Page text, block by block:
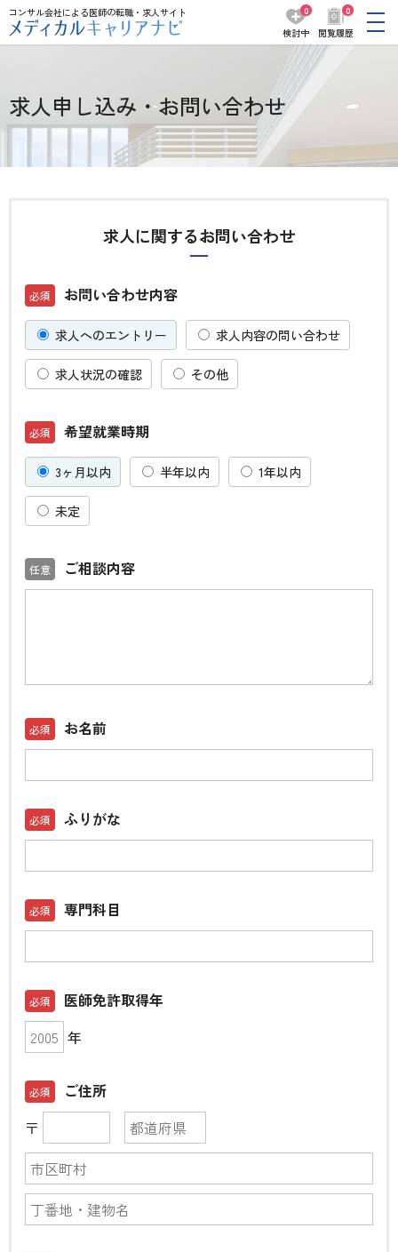
コンサル会社による医師の転職・求人サイト
0
検討中
0
閲覧履歴
求人申し込み・お問い合わせ
求人に関するお問い合わせ
お問い合わせ内容
求人へのエントリー 求人内容の問い合わせ
求人状況の確認 その他
希望就業時期
3ヶ月以内 半年以内 1年以内
未定
ご相談内容
お名前
ふりがな
専門科目
医師免許取得年
年
ご住所
〒